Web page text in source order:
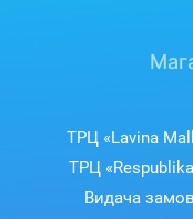
скорочує час
ТРЦ «Lavina
ТРЦ
Видача